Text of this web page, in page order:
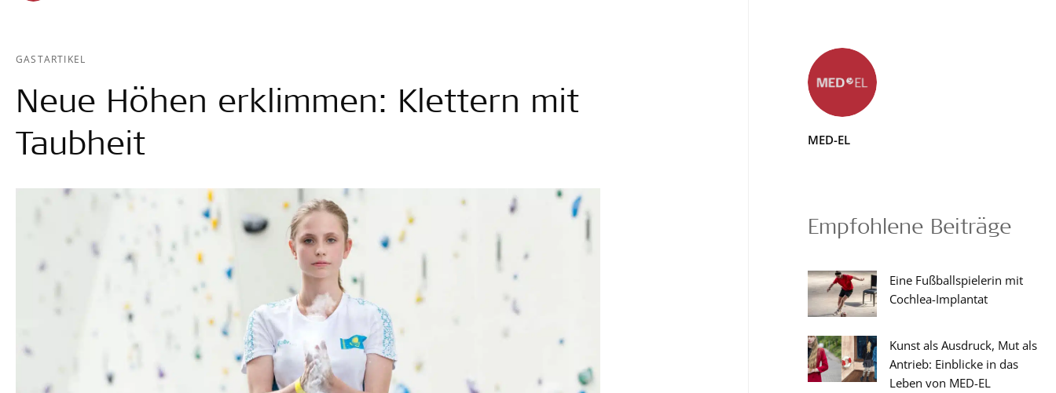
GASTARTIKEL
Neue Höhen erklimmen: Klettern mit
Taubheit
MED-EL
Empfohlene Beiträge
Eine Fußballspielerin mit
Cochlea-Implantat
Kunst als Ausdruck, Mut als
Antrieb: Einblicke in das
Leben von MED-EL